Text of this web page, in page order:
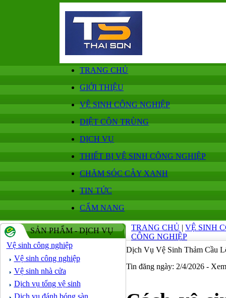
TRANG CHỦ
GIỚI THIỆU
VỆ SINH CÔNG NGHIỆP
DIỆT CÔN TRÙNG
DỊCH VỤ
THIẾT BỊ VỆ SINH CÔNG NGHIỆP
CHĂM SÓC CÂY XANH
TIN TỨC
CẨM NANG
SẢN PHẨM - DỊCH VỤ
Vệ sinh công nghiệp
Vệ sinh công nghiệp
Vệ sinh nhà cửa
Dịch vụ tổng vệ sinh
Dịch vụ đánh bóng sàn
TRANG CHỦ | VỆ SINH
CÔNG NGHIỆP
Dịch Vụ Vệ Sinh Thảm Cầu
Tin đăng ngày: 2/4/2026 -